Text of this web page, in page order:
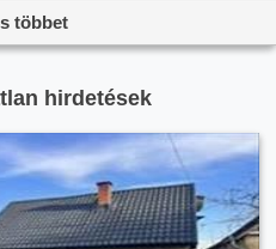
hátha még ma megtalálod
többet
hirdetések